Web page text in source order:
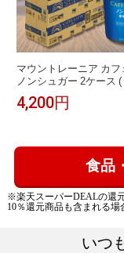
マウントレーニア カフ
ノンシュガー 2ケース (
森永乳業 公式 】
ヒー 珈琲 ドリンク 飲料
4,200円
食品
※楽天スーパーDEALの還
10％還元商品も含まれる場
いつ